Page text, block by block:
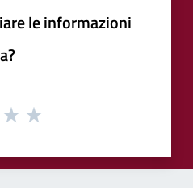
le informazioni